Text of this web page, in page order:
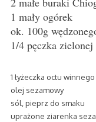
1 mały ogórek
ok. 100g
1/4 pęczka
1 łyżeczka octu winnego
olej sezamowy
sól, pieprz do smaku
uprażone ziarenka